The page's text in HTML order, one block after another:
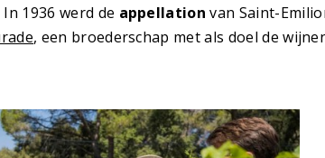
1936 werd de appellation van Saint-
, een broederschap met als doel de